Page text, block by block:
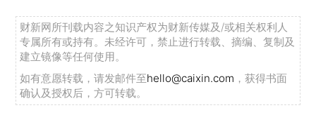
财新网所刊载内容之知识产权为财新传媒及/或相关权利人
专属所有或持有。未经许可，禁止进行转载、摘编、复制及
建立镜像等任何使用。
如有意愿转载，请发邮件至hello@caixin.com ，获得书面
确认及授权后，方可转载。